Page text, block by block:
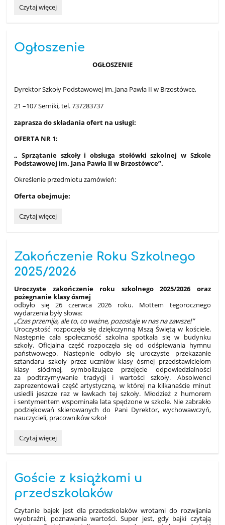
Ogłoszenie:
Czytaj więcej
Ogłoszenie
OGŁOSZENIE
Dyrektor Szkoły Podstawowej im. Jana Pawła II w Brzostówce,
21 –107 Serniki, tel. 737283737
zaprasza do składania ofert na usługi:
OFERTA NR 1:
„ Sprzątanie szkoły i obsługa stołówki szkolnej w Szkole
Podstawowej im. Jana Pawła II w Brzostówce”.
Określenie przedmiotu zamówień:
Oferta obejmuje:
Ogłoszenie
Czytaj więcej
Zakończenie Roku Szkolnego
2025/2026
Uroczyste zakończenie roku szkolnego 2025/2026
oraz
pożegnanie klasy ósmej
odbyło się 26 czerwca 2026 roku. Mottem tegorocznego
wydarzenia były słowa:
„Czas przemija, ale to, co ważne, pozostaje w nas na zawsze!”
Uroczystość rozpoczęła się dziękczynną Mszą Świętą w kościele.
Następnie cała społeczność szkolna spotkała się w budynku
szkoły. Oficjalna część rozpoczęła się od odśpiewania hymnu
państwowego. Następnie odbyło się uroczyste przekazanie
sztandaru szkoły przez uczniów klasy ósmej przedstawicielom
klasy siódmej, symbolizujące przejęcie odpowiedzialności
za podtrzymywanie tradycji i wartości szkoły. Absolwenci
zaprezentowali część artystyczną, w której na kilkanaście minut
usiedli jeszcze raz w ławkach tej szkoły. Młodzież z humorem
i sentymentem wspominała lata spędzone w szkole. Nie zabrakło
podziękowań skierowanych do Pani Dyrektor, wychowawczyń,
nauczycieli, pracowników szkoł
Zakończenie
Szkolnego
Czytaj więcej
Goście z książkami u
przedszkolaków
Czytanie bajek jest dla przedszkolaków wrotami do rozwijania
wyobraźni, poznawania wartości. Super jest, gdy bajki czytają